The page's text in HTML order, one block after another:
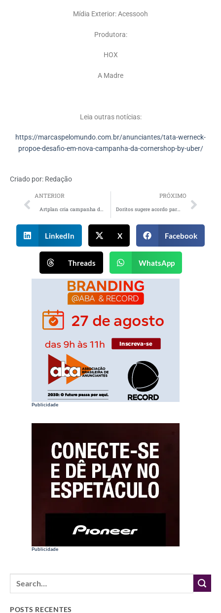
Mídia Exterior: Acessooh
Produtora:
HOX
A Madre
Leia outras notícias:
https://marcaspelomundo.com.br/anunciantes/tata-werneck-
propoe-desafio-em-nova-campanha-da-cornershop-by-uber/
Criado por: Redação
ANTERIOR
Artplan cria campanha de cunho social para Cobasi alavancar doação de ração para ONGs
PRÓXIMO
Doritos sugere acordo para quem achou o novo sabor pizza pouco inovador
LinkedIn X Facebook
Threads WhatsApp
Publicidade
Publicidade
POSTS RECENTES